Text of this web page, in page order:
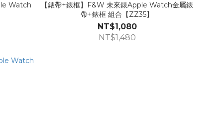
Watch
【錶帶+錶框】F&W 未來錶Apple Watch金屬錶
帶+錶框 組合【ZZ35】
NT$1,080
NT$1,480